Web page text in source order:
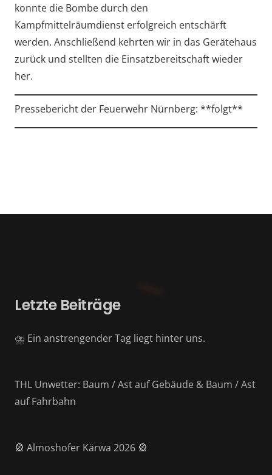
konnte die Bombe durch den
Kampfmittelräumdienst erfolgreich entschärft
werden. Anschließend kehrten wir in das Gerätehaus
zurück und stellten die Einsatzbereitschaft wieder
her.
Pressebericht der Feuerwehr Nürnberg: **folgt**
Letzte Beiträge
⛈️ Ein anstrengender Tag liegt hinter uns.
THL Unwetter: Baum / Ast auf Gebäude & Baum / Ast
auf Fahrbahn
🎡 Almoshofer Kärwa 2026 🎡